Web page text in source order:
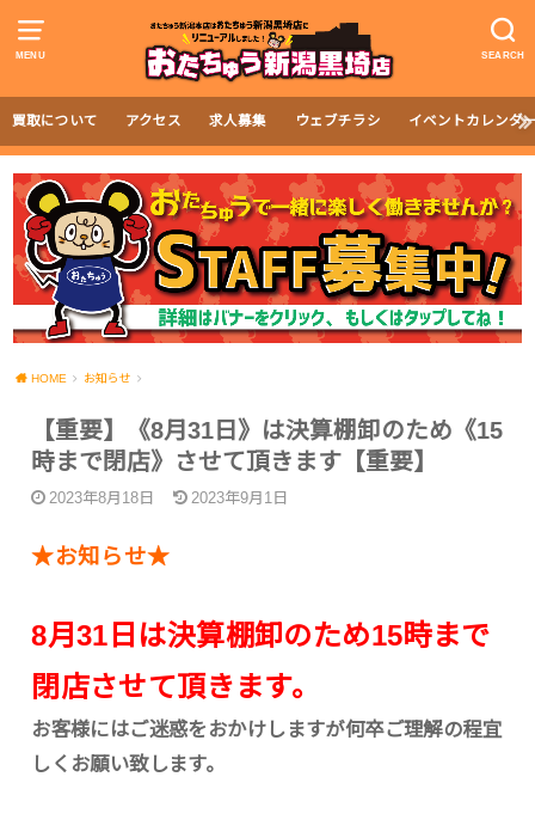
MENU SEARCH
買取について アクセス 求人募集 ウェブチラシ イベントカレンダ
HOME お知らせ
【重要】《8月31日》は決算棚卸のため《15
時まで閉店》させて頂きます【重要】
2023年8月18日 2023年9月1日
★お知らせ★
8月31日は決算棚卸のため15時まで
閉店させて頂きます。
お客様にはご迷惑をおかけしますが何卒ご理解の程宜
しくお願い致します。